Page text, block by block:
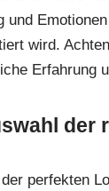
und
wird.
Erfahrung
der
der perfekten